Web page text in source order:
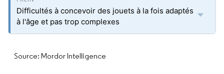
Difficultés à concevoir des jouets à la fois adaptés
à l'âge et pas trop complexes
Source: Mordor Intelligence